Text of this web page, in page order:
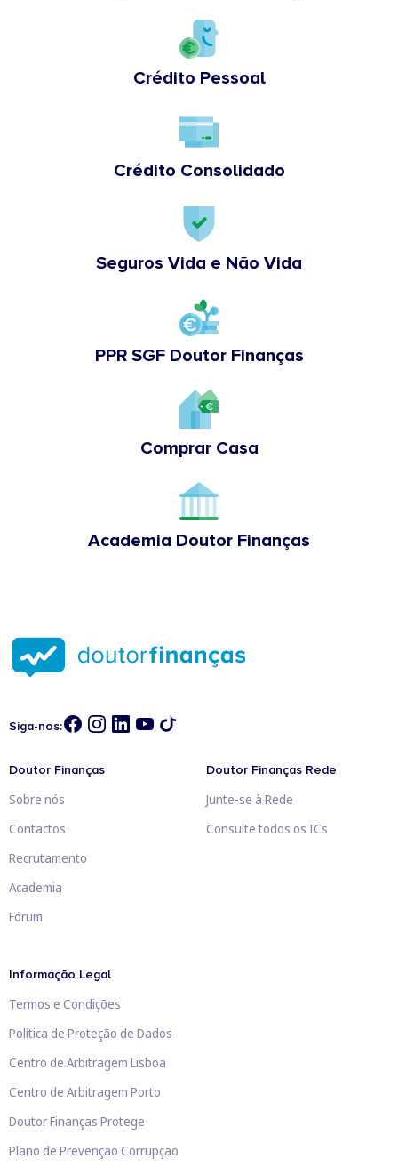
Crédito Pessoal
Crédito Consolidado
Seguros Vida e Não Vida
PPR SGF Doutor Finanças
Comprar Casa
Academia Doutor Finanças
Siga-nos:
Doutor Finanças
Sobre nós
Contactos
Recrutamento
Academia
Fórum
Doutor Finanças Rede
Junte-se à Rede
Consulte todos os ICs
Informação Legal
Termos e Condições
Política de Proteção de Dados
Centro de Arbitragem Lisboa
Centro de Arbitragem Porto
Doutor Finanças Protege
Plano de Prevenção Corrupção